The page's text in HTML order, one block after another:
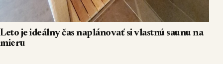
Leto je ideálny čas naplánovať si vlastnú saunu na
mieru